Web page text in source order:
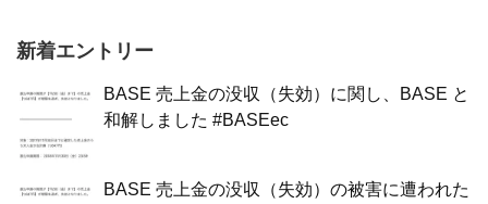
新着エントリー
BASE 売上金の没収（失効）に関し、BASE と
和解しました #BASEec
BASE 売上金の没収（失効）の被害に遭われた